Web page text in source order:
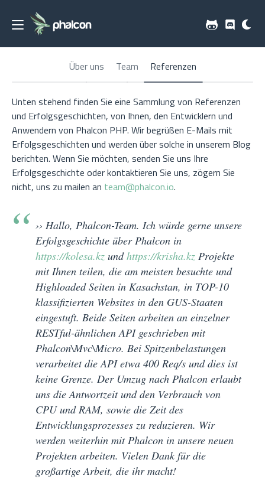
Über uns Team Referenzen
Unten stehend finden Sie eine Sammlung von Referenzen
und Erfolgsgeschichten, von Ihnen, den Entwicklern und
Anwendern von Phalcon PHP. Wir begrüßen E-Mails mit
Erfolgsgeschichten und werden über solche in unserem Blog
berichten. Wenn Sie möchten, senden Sie uns Ihre
Erfolgsgeschichte oder kontaktieren Sie uns, zögern Sie
nicht, uns zu mailen an team@phalcon.io.
›› Hallo, Phalcon-Team. Ich würde gerne unsere
Erfolgsgeschichte über Phalcon in
https://kolesa.kz undhttps://krisha.kz Projekte
mit Ihnen teilen, die am meisten besuchte und
Highloaded Seiten in Kasachstan, in TOP-10
klassifizierten Websites in den GUS-Staaten
eingestuft. Beide Seiten arbeiten an einzelner
RESTful-ähnlichen API geschrieben mit
Phalcon\Mvc\Micro. Bei Spitzenbelastungen
verarbeitet die API etwa 400 Req/s und dies ist
keine Grenze. Der Umzug nach Phalcon erlaubt
uns die Antwortzeit und den Verbrauch von
CPU und RAM, sowie die Zeit des
Entwicklungsprozesses zu reduzieren. Wir
werden weiterhin mit Phalcon in unsere neuen
Projekten arbeiten. Vielen Dank für die
großartige Arbeit, die ihr macht!